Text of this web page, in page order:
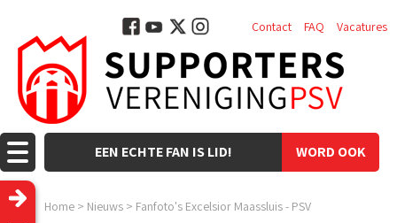
WORD OOK
EEN ECHTE FAN IS LID!
Contact FAQ Vacatures
Home > Nieuws > Fanfoto's Excelsior Maassluis - PSV